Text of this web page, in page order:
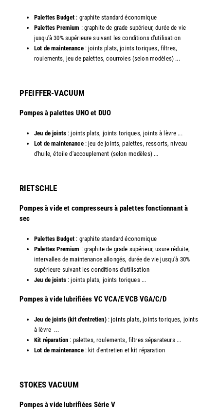
Palettes Budget : graphite standard économique
Palettes Premium : graphite de grade supérieur, durée de vie
jusqu'à 30% supérieure suivant les conditions d'utilisation
Lot de maintenance: joints plats, joints toriques, filtres,
roulements, jeu de palettes, courroies (selon modèles) ...​
PFEIFFER-VACUUM
Pompes à palettes UNO et DUO
Jeu de joints: joints plats, joints toriques, joints à lèvre ...
Lot de maintenance: jeu de joints, palettes, ressorts, niveau
d'huile, étoile d'accouplement (selon modèles) ...​​
RIETSCHLE
Pompes à vide et compresseurs à palettes fonctionnant à
sec
Palettes Budget : graphite standard économique
Palettes Premium : graphite de grade supérieur, usure réduite,
intervalles de maintenance allongés, durée de vie jusqu'à 30%
supérieure suivant les conditions d'utilisation
Jeu de joints: joints plats, joints toriques ...
​Pompes à vide lubrifiées VC VCA/E VCB VGA/C/D
Jeu de joints (kit d'entretien) : joints plats, joints toriques, joints
à lèvre ...
Kit réparation : palettes, roulements, filtres séparateurs ...
Lot de maintenance: kit d'entretien et kit réparation​
STOKES VACUUM
Pompes à vide lubrifiées Série V